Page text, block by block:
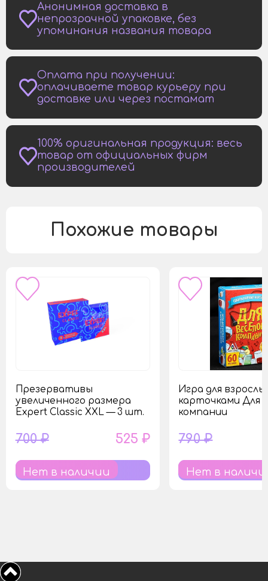
Анонимная доставка в
непрозрачной упаковке, без
упоминания названия товара
Оплата при получении:
оплачиваете товар курьеру при
доставке или через постамат
100% оригинальная продукция: весь
товар от официальных фирм
производителей
Похожие товары
Презервативы
увеличенного размера
Expert Classic XXL — 3 шт.
700 ₽ 525 ₽
Нет в наличии
Игра для
карточками Для
компании
790 ₽
Нет в